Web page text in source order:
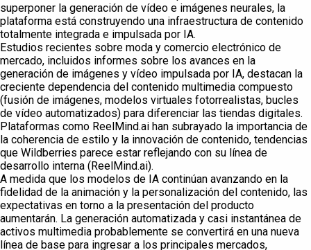
superponer la generación de vídeo e imágenes neurales, la
plataforma está construyendo una infraestructura de contenido
totalmente integrada e impulsada por IA.
Estudios recientes sobre moda y comercio electrónico de
mercado, incluidos informes sobre los avances en la
generación de imágenes y vídeo impulsada por IA, destacan la
creciente dependencia del contenido multimedia compuesto
(fusión de imágenes, modelos virtuales fotorrealistas, bucles
de vídeo automatizados) para diferenciar las tiendas digitales.
Plataformas como ReelMind.ai han subrayado la importancia de
la coherencia de estilo y la innovación de contenido, tendencias
que Wildberries parece estar reflejando con su línea de
desarrollo interna (ReelMind.ai).
A medida que los modelos de IA continúan avanzando en la
fidelidad de la animación y la personalización del contenido, las
expectativas en torno a la presentación del producto
aumentarán. La generación automatizada y casi instantánea de
activos multimedia probablemente se convertirá en una nueva
línea de base para ingresar a los principales mercados,